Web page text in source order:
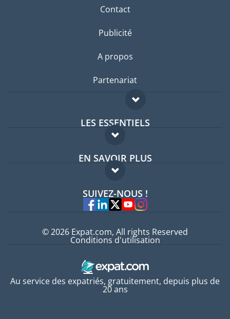
Contact
Publicité
A propos
Partenariat
LES ESSENTIELS
Forum expatriés
Guides pays
EN SAVOIR PLUS
FAQ
Experts
SUIVEZ-NOUS !
Au service des expatriés, gratuitement, depuis plus de
20 ans
© 2026 Expat.com, All rights Reserved
Conditions d'utilisation